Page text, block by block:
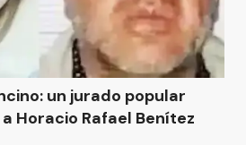
un jurado popular
Horacio Rafael Benítez